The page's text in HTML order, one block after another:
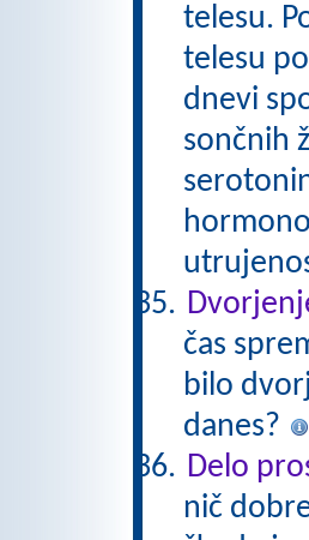
telesu.
telesu
dnevi
sončnih
čas
bilo
danes?
Delo
nič